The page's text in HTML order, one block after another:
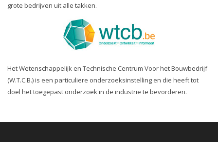
grote bedrijven uit alle takken.
Het Wetenschappelijk en Technische Centrum Voor het Bouwbedrijf
(W.T.C.B.) is een particuliere onderzoeksinstelling en die heeft tot
doel het toegepast onderzoek in de industrie te bevorderen.